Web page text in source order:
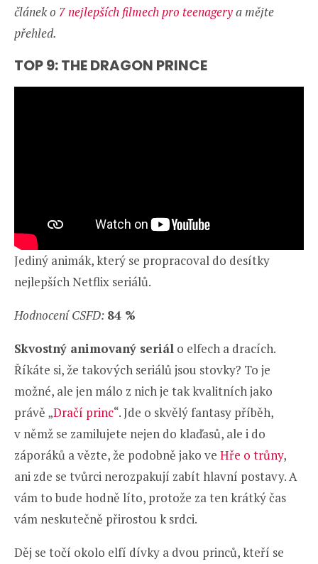
článek o 7 nejlepších filmech pro teenagerya mějte
přehled.
TOP 9: THE DRAGON PRINCE
Jediný animák, který se propracoval do desítky
nejlepších Netflix seriálů.
Hodnocení CSFD: 84 %
Skvostný animovaný seriál o elfech a dracích.
Říkáte si, že takových seriálů jsou stovky? To je
možné, ale jen málo z nich je tak kvalitních jako
právě „Dračí princ“. Jde o skvělý fantasy příběh,
v němž se zamilujete nejen do klaďasů, ale i do
záporáků a vězte, že podobně jako ve Hře o trůny,
ani zde se tvůrci nerozpakují zabít hlavní postavy. A
vám to bude hodně líto, protože za ten krátký čas
vám neskutečně přirostou k srdci.
Děj se točí okolo elfí dívky a dvou princů, kteří se